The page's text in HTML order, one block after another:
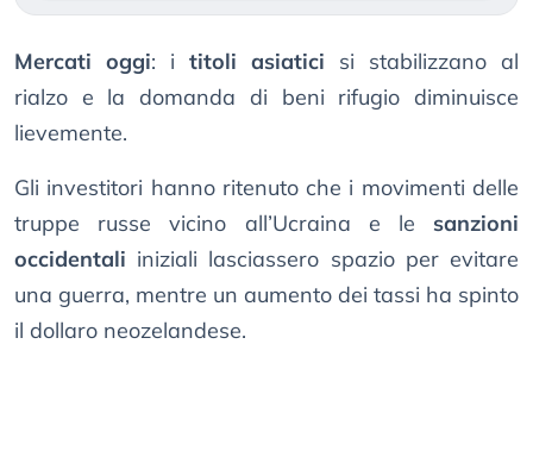
Mercati oggi: i titoli asiatici si stabilizzano al
rialzo e la domanda di beni rifugio diminuisce
lievemente.
Gli investitori hanno ritenuto che i movimenti delle
truppe russe vicino all’Ucraina e le sanzioni
occidentali iniziali lasciassero spazio per evitare
una guerra, mentre un aumento dei tassi ha spinto
il dollaro neozelandese.